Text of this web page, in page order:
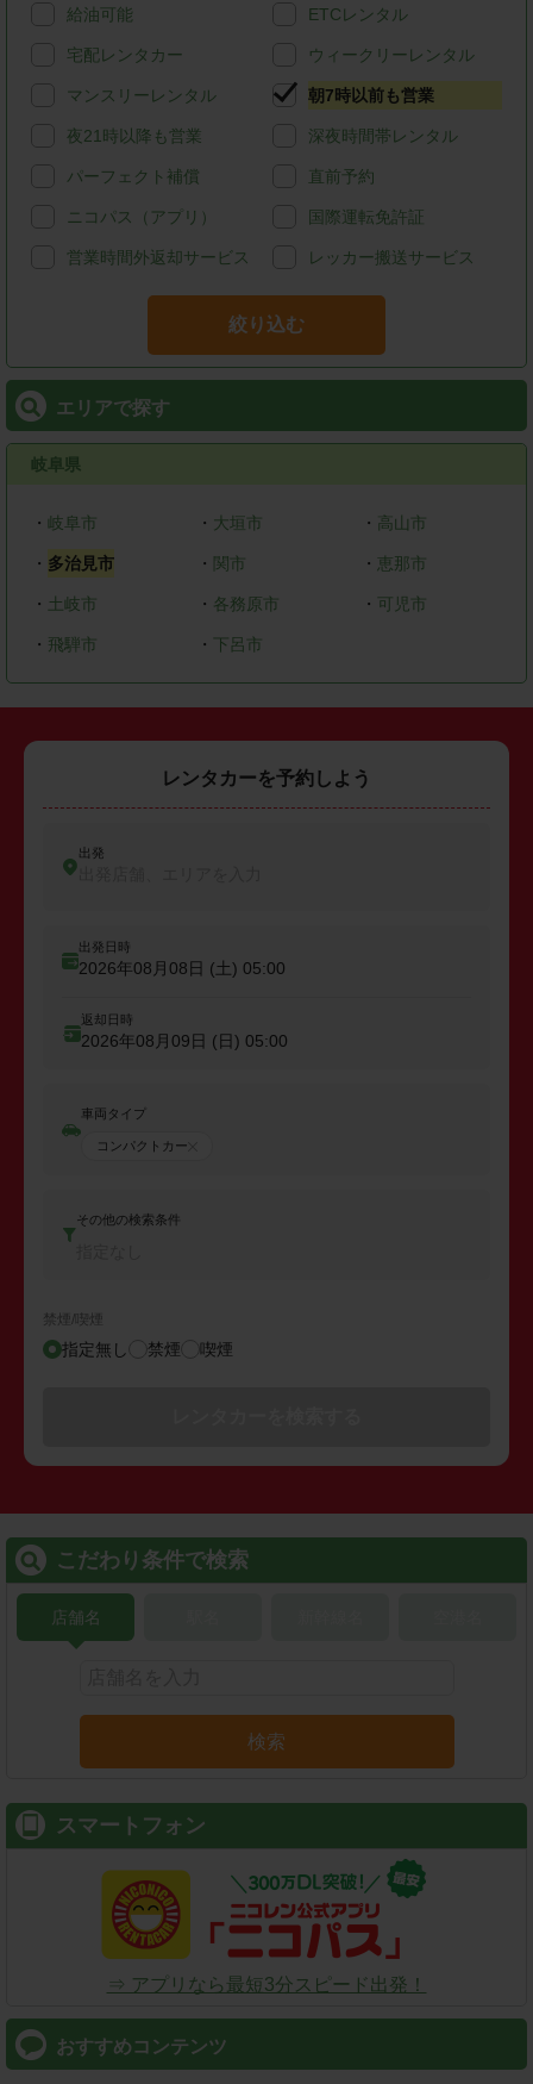
給油可能 ETCレンタル
宅配レンタカー ウィークリーレンタル
マンスリーレンタル 朝7時以前も営業
夜21時以降も営業 深夜時間帯レンタル
パーフェクト補償 直前予約
ニコパス（アプリ） 国際運転免許証
営業時間外返却サービス レッカー搬送サービス
絞り込む
エリアで探す
岐阜県
・ 岐阜市 ・ 大垣市 ・ 高山市
・ 多治見市 ・ 関市 ・ 恵那市
・ 土岐市 ・ 各務原市 ・ 可児市
・ 飛騨市 ・ 下呂市
レンタカーを予約しよう
出発
出発日時
2026年08月08日 (土) 05:00
返却日時
2026年08月09日 (日) 05:00
車両タイプ
コンパクトカー
その他の検索条件
禁煙/喫煙
指定無し 禁煙 喫煙
こだわり条件で検索
店舗名
検索
スマートフォン
⇒ アプリなら最短3分スピード出発！
おすすめコンテンツ